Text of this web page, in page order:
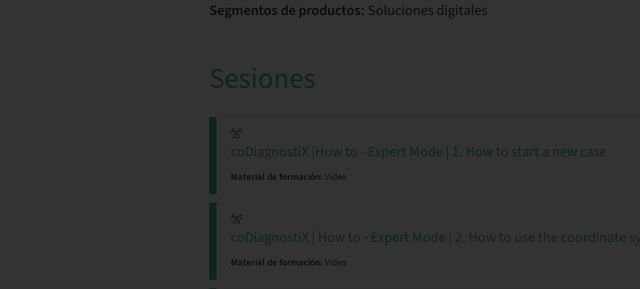
Segmentos de productos: Soluciones digitales
Sesiones
coDiagnostiX |How to - Expert Mode | 1. How to start a new case
Material de formación: Video
coDiagnostiX | How to - Expert Mode | 2. How to use the coordinate
Material de formación: Video